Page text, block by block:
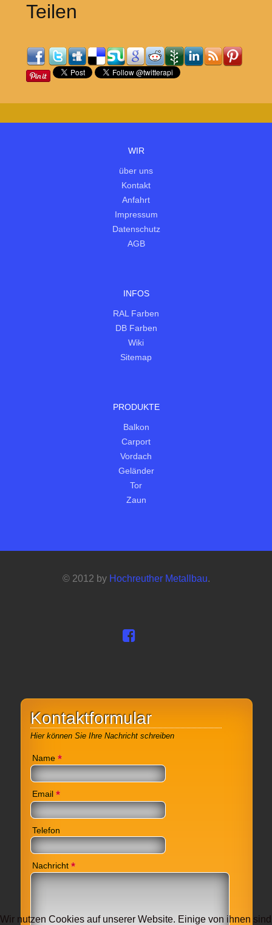
Teilen
WIR
über uns
Kontakt
Anfahrt
Impressum
Datenschutz
AGB
INFOS
RAL Farben
DB Farben
Wiki
Sitemap
PRODUKTE
Balkon
Carport
Vordach
Geländer
Tor
Zaun
© 2012 by Hochreuther Metallbau.
Kontaktformular
Hier können Sie Ihre Nachricht schreiben
Name *
Email *
Telefon
Nachricht *
Wir nutzen Cookies auf unserer Website. Einige von ihnen sind